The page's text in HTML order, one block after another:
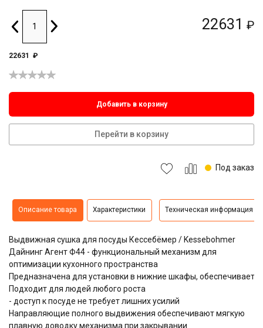
22631 ₽
22631 ₽
Добавить в корзину
Перейти в корзину
Под заказ
Описание товара Характеристики Техническая информация
Выдвижная сушка для посуды Кессебёмер / Kessebohmer
Дайнинг Агент Ф44 - функциональный механизм для
оптимизации кухонного пространства
Предназначена для установки в нижние шкафы, обеспечивает
Подходит для людей любого роста
- доступ к посуде не требует лишних усилий
Направляющие полного выдвижения обеспечивают мягкую
плавную доводку механизма при закрывании